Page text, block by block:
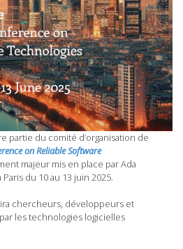
partie du comité d’organisation de
on Reliable Software
majeur mis en place par Ada
du 10 au 13 juin 2025.
chercheurs, développeurs et
les technologies logicielles